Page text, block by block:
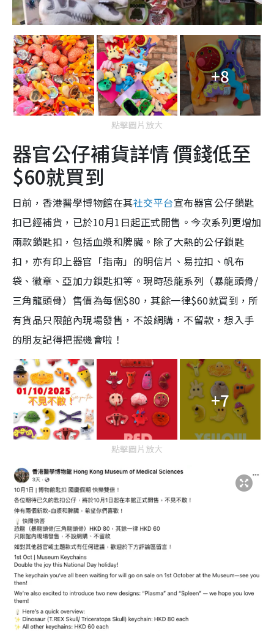
+8
點擊圖片放大
器官公仔補貨詳情 價錢低至
$60就買到
日前，香港醫學博物館在其社交平台宣布器官公仔鎖匙
扣已經補貨，已於10月1日起正式開售。今次系列更增加
兩款鎖匙扣，包括血漿和脾臟。除了大熱的公仔鎖匙
扣，亦有印上器官「指南」的明信片、易拉扣、帆布
袋、徽章、亞加力鎖匙扣等。現時恐龍系列（暴龍頭骨/
三角龍頭骨）售價為每個$80，其餘一律$60就買到，所
有貨品只限館內現場發售，不設網購，不留款，想入手
的朋友記得把握機會啦！
+7
點擊圖片放大